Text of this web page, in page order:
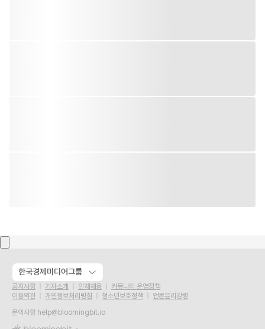
한국경제미디어그룹
공지사항 기자소개 인재채용
커뮤니티 운영정책
이용약관
개인정보처리방침 청소년보호정책
언론윤리강령
문의사항 help@bloomingbit.io